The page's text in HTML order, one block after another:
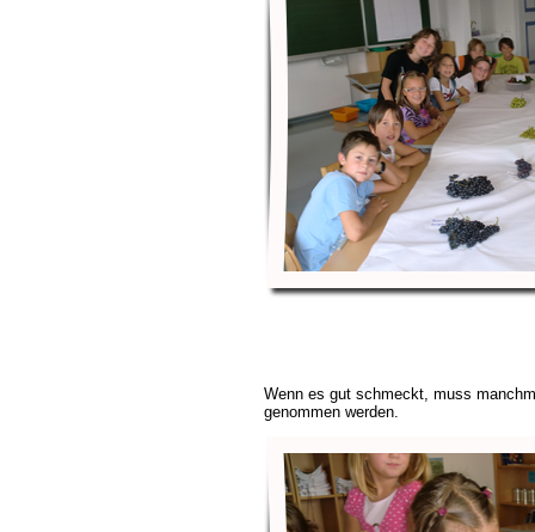
Wenn es gut schmeckt, muss
genommen werden.